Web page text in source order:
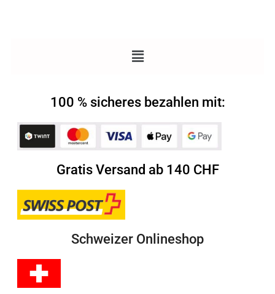
100 % sicheres bezahlen mit:
Gratis Versand ab 140 CHF
Schweizer Onlineshop